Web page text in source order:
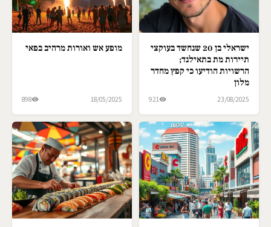
ישראלי בן 20 שנחשד בעוקצי
תיירות מת בתאילנד;
הרשויות הודיעו כי קפץ מחדר
מלון
23/08/2025
921
מופע אש ואורות מרהיב בפאי
18/05/2025
898